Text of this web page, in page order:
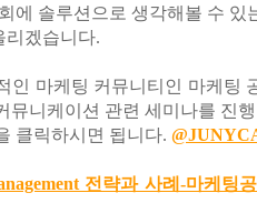
에 솔루션으로 생각해볼 수 있
리겠습니다.
인 마케팅 커뮤니티인 마케팅
뮤니케이션 관련 세미나를 진
클릭하시면 됩니다.
전략과 사례-마케팅